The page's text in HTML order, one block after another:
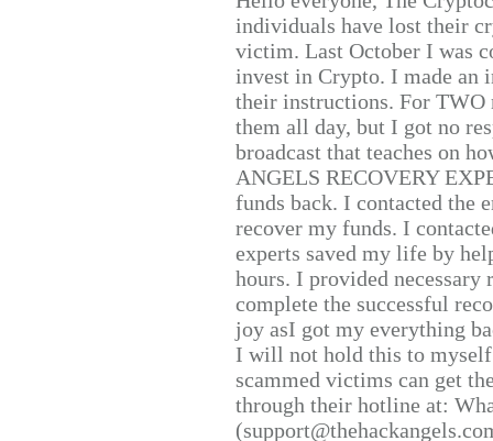
individuals have lost their
victim. Last October I was
invest in Crypto. I made
their instructions. For TWO
them all day, but I got no
broadcast that teaches on
ANGELS RECOVERY
funds back. I contacted the
recover my funds. I
experts saved my life by
hours. I provided
complete the successful
joy asI got my everything
I will not hold this to
scammed victims can get
through their hotline at: